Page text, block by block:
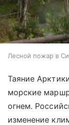
Лесной пожар в
Таяние
морские
огнем.
изменение